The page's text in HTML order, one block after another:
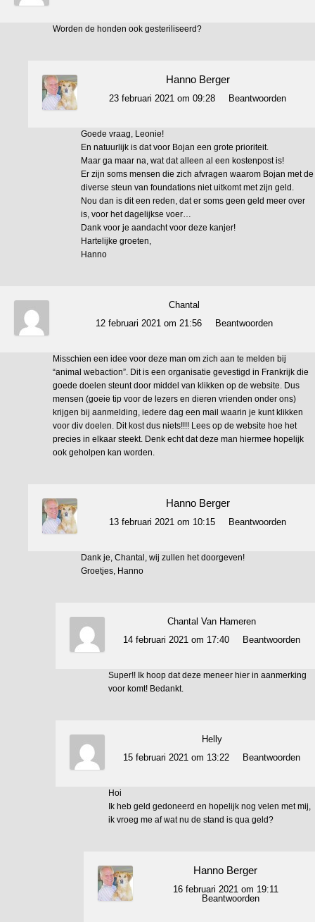
Worden de honden ook gesteriliseerd?
Hanno Berger
23 februari 2021 om 09:28 Beantwoorden
Goede vraag, Leonie!
En natuurlijk is dat voor Bojan een grote prioriteit.
Maar ga maar na, wat dat alleen al een kostenpost is!
Er zijn soms mensen die zich afvragen waarom Bojan met de
diverse steun van foundations niet uitkomt met zijn geld.
Nou dan is dit een reden, dat er soms geen geld meer over
is, voor het dagelijkse voer…
Dank voor je aandacht voor deze kanjer!
Hartelijke groeten,
Hanno
Chantal
12 februari 2021 om 21:56
Beantwoorden
Misschien een idee voor deze man om zich aan te melden bij
“animal webaction”. Dit is een organisatie gevestigd in Frankrijk die
goede doelen steunt door middel van klikken op de website. Dus
mensen (goeie tip voor de lezers en dieren vrienden onder ons)
krijgen bij aanmelding, iedere dag een mail waarin je kunt klikken
voor div doelen. Dit kost dus niets!!!! Lees op de website hoe het
precies in elkaar steekt. Denk echt dat deze man hiermee hopelijk
ook geholpen kan worden.
Hanno Berger
13 februari 2021 om 10:15 Beantwoorden
Dank je, Chantal, wij zullen het doorgeven!
Groetjes, Hanno
Chantal Van Hameren
14 februari 2021 om 17:40
Beantwoorden
Super!! Ik hoop dat deze meneer hier in aanmerking
voor komt! Bedankt.
Helly
15 februari 2021 om 13:22
Beantwoorden
Hoi
Ik heb geld gedoneerd en hopelijk nog velen met mij,
ik vroeg me af wat nu de stand is qua geld?
Hanno Berger
16 februari 2021 om 19:11
Beantwoorden